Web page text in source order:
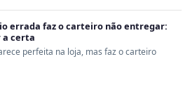
errada faz o carteiro não entregar:
a certa
perfeita na loja, mas faz o carteiro